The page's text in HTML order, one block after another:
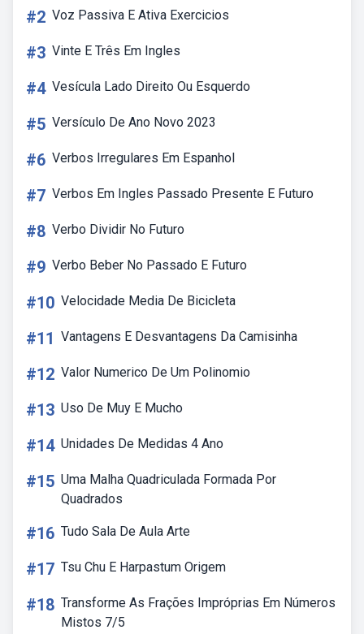
#2 Voz Passiva E Ativa Exercicios
#3 Vinte E Três Em Ingles
#4 Vesícula Lado Direito Ou Esquerdo
#5 Versículo De Ano Novo 2023
#6 Verbos Irregulares Em Espanhol
#7 Verbos Em Ingles Passado Presente E Futuro
#8 Verbo Dividir No Futuro
#9 Verbo Beber No Passado E Futuro
#10 Velocidade Media De Bicicleta
#11 Vantagens E Desvantagens Da Camisinha
#12 Valor Numerico De Um Polinomio
#13 Uso De Muy E Mucho
#14 Unidades De Medidas 4 Ano
#15 Uma Malha Quadriculada Formada Por
Quadrados
#16 Tudo Sala De Aula Arte
#17 Tsu Chu E Harpastum Origem
#18 Transforme As Frações Impróprias Em Números
Mistos 7/5